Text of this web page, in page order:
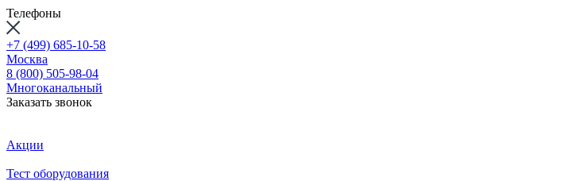
Телефоны
+7 (499) 685-10-58
Москва
8 (800) 505-98-04
Многоканальный
Заказать звонок
Акции
Тест оборудования